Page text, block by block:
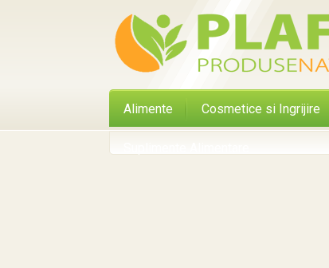
Alimente Cosmetice si Ingrijire